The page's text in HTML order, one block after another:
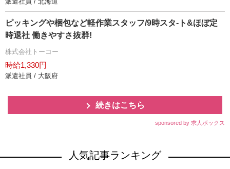
ピッキングや梱包など軽作業スタッフ/9時スタ-ト&ほぼ定
時退社 働きやすさ抜群!
株式会社トーコー
時給1,330円
派遣社員 / 大阪府
続きはこちら
sponsored by 求人ボックス
人気記事ランキング